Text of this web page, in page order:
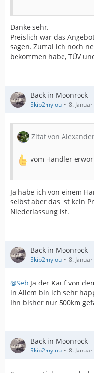
Danke sehr.
Preislich war das
sagen. Zumal ich noch
bekommen habe, TÜV
Back in Moonrock
Skip2mylou 8.
Zitat von
vom Händler
Ja habe ich von einem
selbst aber das ist kein
Niederlassung ist.
Back in Moonrock
Skip2mylou 8.
@Seb Ja der Kauf von
in Allem bin ich sehr
Ihn bisher nur 500km
Back in Moonrock
Skip2mylou 8.